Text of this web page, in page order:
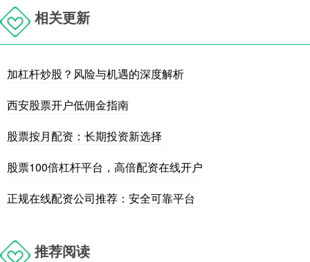
相关更新
加杠杆炒股？风险与机遇的深度解析
西安股票开户低佣金指南
股票按月配资：长期投资新选择
股票100倍杠杆平台，高倍配资在线开户
正规在线配资公司推荐：安全可靠平台
推荐阅读